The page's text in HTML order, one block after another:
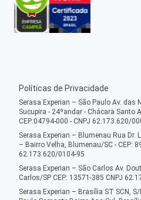
Políticas de Privacidade
Serasa Experian – São Paulo Av. das
Sucupira - 24ºandar - Chácara Santo
CEP:04794-000 - CNPJ 62.173.620/
Serasa Experian – Blumenau Rua Dr.
– Bairro Velha, Blumenau/SC - CEP:
62.173.620/0104-95
Serasa Experian – São Carlos Av.
Carlos/SP CEP: 13571-385 CNPJ
Serasa Experian – Brasília ST SCN, S/